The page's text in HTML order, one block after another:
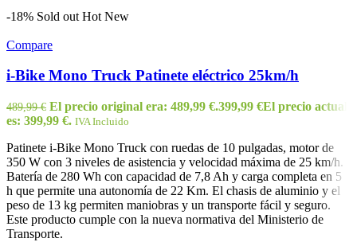
-18% Sold out Hot New
Compare
i-Bike Mono Truck Patinete eléctrico 25km/h
489,99€ El precio original era: 489,99 €.399,99 €El precio actual
es: 399,99 €. IVA Incluido
Patinete i-Bike Mono Truck con ruedas de 10 pulgadas, motor de
350 W con 3 niveles de asistencia y velocidad máxima de 25 km/h.
Batería de 280 Wh con capacidad de 7,8 Ah y carga completa en 5
h que permite una autonomía de 22 Km. El chasis de aluminio y el
peso de 13 kg permiten maniobras y un transporte fácil y seguro.
Este producto cumple con la nueva normativa del Ministerio de
Transporte.